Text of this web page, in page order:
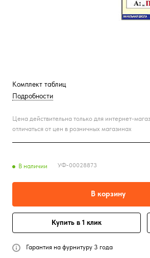
Комплект таблиц
Подробности
Цена действительна только для интернет-
отличаться от цен в розничных магазинах
В наличии УФ-00028873
В корзину
Купить в 1 клик
Гарантия на фурнитуру 3 года